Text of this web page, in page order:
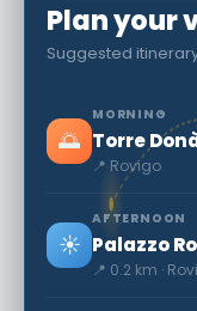
Plan your
Suggested
🌅
MORNING
Torre
📍 Rovigo
☀️
AFTERNOON
📍 0.2 km ·